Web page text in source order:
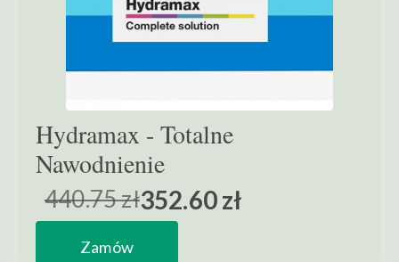
Hydramax - Totalne
Nawodnienie
440.75 zł352.60 zł
Zamów